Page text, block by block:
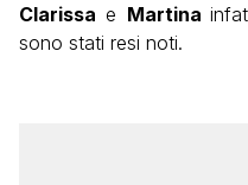
Clarissa e Martina
sono stati resi noti.